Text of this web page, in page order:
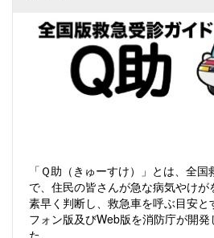
「Ｑ助（きゅーすけ）」とは、全
で、住民の皆さんが急な病気やけ
素早く判断し、救急車を呼ぶ目安と
フォン版及びWeb版を消防庁が開